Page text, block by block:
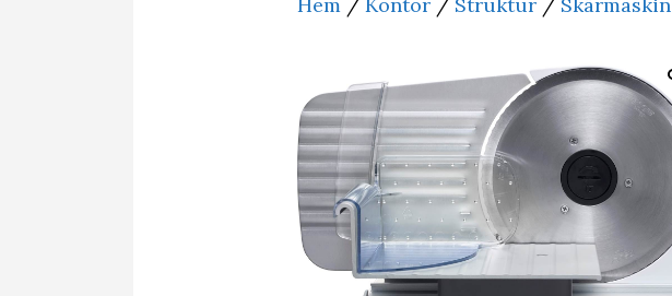
Hem / Kontor / Struktur / Skärmaskin